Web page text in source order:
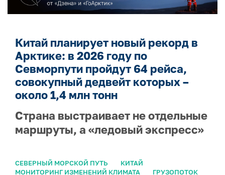
Китай планирует новый рекорд в
Арктике: в 2026 году по
Севморпути пройдут 64 рейса,
совокупный дедвейт которых –
около 1,4 млн тонн
Страна выстраивает не отдельные
маршруты, а «ледовый экспресс»
СЕВЕРНЫЙ МОРСКОЙ ПУТЬ
КИТАЙ
МОНИТОРИНГ ИЗМЕНЕНИЙ КЛИМАТА
ГРУЗОПОТОК